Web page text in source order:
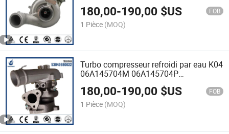
180,00-190,00 $US FOB
1 Pièce (MOQ)
Turbo compresseur refroidi par eau K04
06A145704M 06A145704P
53049880020 53049880022
turbocharger
180,00-190,00 $US FOB
1 Pièce (MOQ)